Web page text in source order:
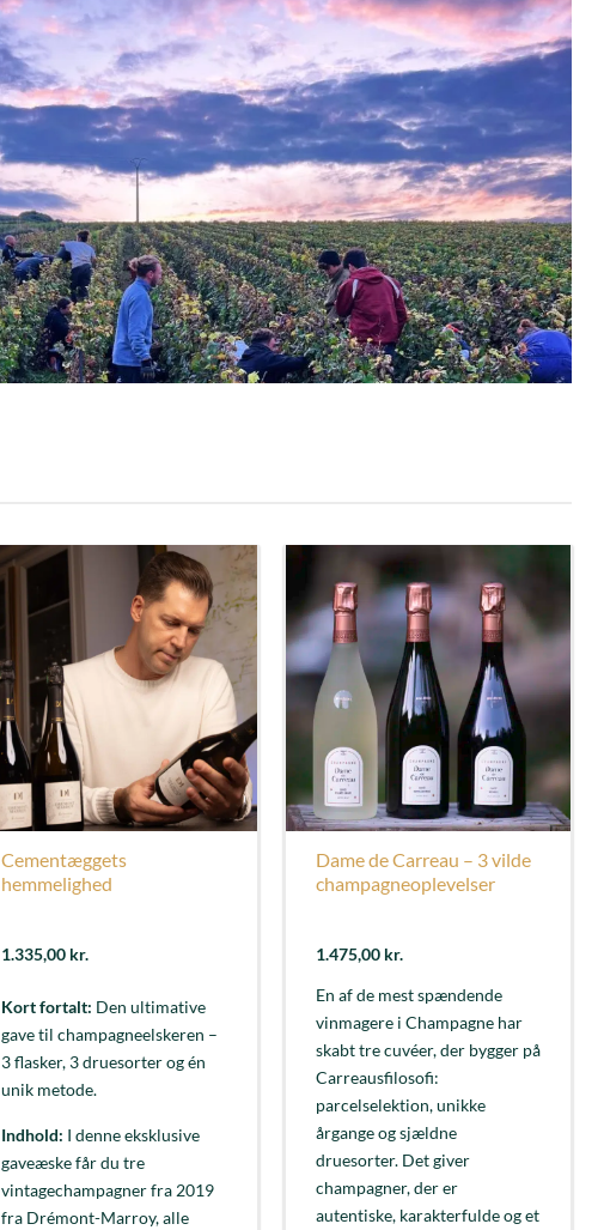
Cementæggets
hemmelighed
1.335,00 kr.
Kort fortalt: Den ultimative
gave til champagneelskeren –
3 flasker, 3 druesorter og én
unik metode.
Indhold: I denne eksklusive
gaveæske får du tre
vintagechampagner fra 2019
fra Drémont-Marroy, alle
Dame de Carreau – 3 vilde
champagneoplevelser
1.475,00 kr.
En af de mest spændende
vinmagere i Champagne har
skabt tre cuvéer, der bygger på
Carreausfilosofi:
parcelselektion, unikke
årgange og sjældne
druesorter. Det giver
champagner, der er
autentiske, karakterfulde og et